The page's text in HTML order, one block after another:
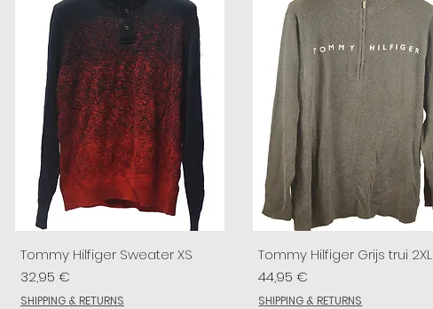
Tommy Hilfiger Sweater XS
Preis
32,95 €
SHIPPING & RETURNS
Tommy Hilfiger Grijs trui 2XL
Preis
44,95 €
SHIPPING & RETURNS